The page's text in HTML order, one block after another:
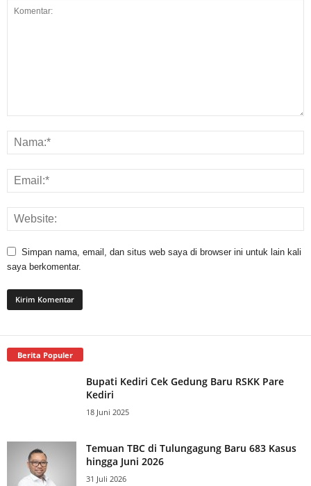
Simpan nama, email, dan situs web saya di browser ini untuk lain kali
saya berkomentar.
Berita Populer
Bupati Kediri Cek Gedung Baru RSKK Pare
Kediri
18 Juni 2025
Temuan TBC di Tulungagung Baru 683 Kasus
hingga Juni 2026
31 Juli 2026